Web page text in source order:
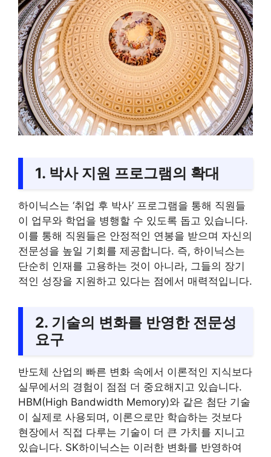
1. 박사 지원 프로그램의 확대
하이닉스는 ‘취업 후 박사’ 프로그램을 통해 직원들
이 업무와 학업을 병행할 수 있도록 돕고 있습니다.
이를 통해 직원들은 안정적인 연봉을 받으며 자신의
전문성을 높일 기회를 제공합니다. 즉, 하이닉스는
단순히 인재를 고용하는 것이 아니라, 그들의 장기
적인 성장을 지원하고 있다는 점에서 매력적입니다.
2. 기술의 변화를 반영한 전문성
요구
반도체 산업의 빠른 변화 속에서 이론적인 지식보다
실무에서의 경험이 점점 더 중요해지고 있습니다.
HBM(High Bandwidth Memory)와 같은 첨단 기술
이 실제로 사용되며, 이론으로만 학습하는 것보다
현장에서 직접 다루는 기술이 더 큰 가치를 지니고
있습니다. SK하이닉스는 이러한 변화를 반영하여